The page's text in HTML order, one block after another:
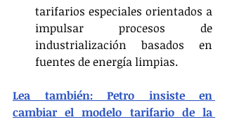
tarifarios especiales orientados a
impulsar procesos de
industrialización basados en
fuentes de energía limpias.
Lea también: Petro insiste en
cambiar el modelo tarifario de la